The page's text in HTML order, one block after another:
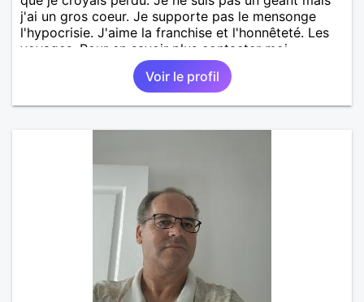
j'ai un gros coeur. Je supporte pas le mensonge
l'hypocrisie. J'aime la franchise et l'honnêteté. Les
voyages. Pour en savoir plus contacter moi.
Voir le profil